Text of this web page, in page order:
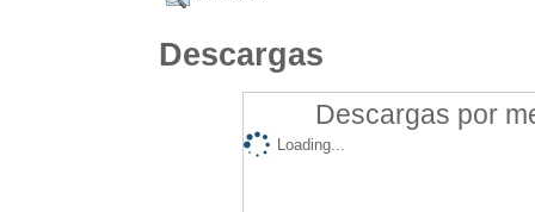
Descargas
Descargas por
Loading...